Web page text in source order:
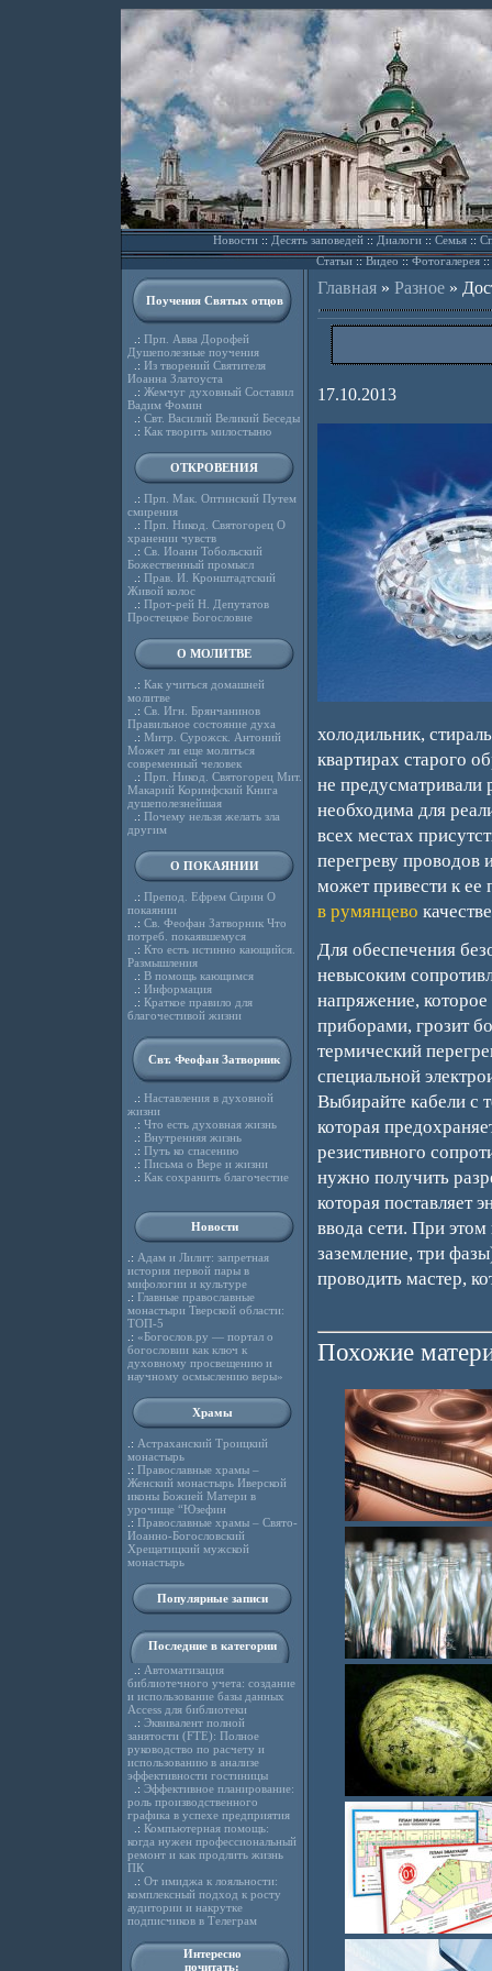
Новости::Десять заповедей::Диалоги::Семья::
Статьи::Видео ::Фотогалерея::
Поучения Святых отцов
.: Прп. Авва Дорофей
Душеполезные поучения
.: Из творений Святителя
Иоанна Златоуста
.: Жемчуг духовный Составил
Вадим Фомин
.: Свт. Василий Великий Беседы
.: Как творить милостыню
ОТКРОВЕНИЯ
.: Прп. Мак. Оптинский Путем
смирения
.: Прп. Никод. Святогорец О
хранении чувств
.: Св. Иоанн Тобольский
Божественный промысл
.: Прав. И. Кронштадтский
Живой колос
.: Прот-рей Н. Депутатов
Простецкое Богословие
О МОЛИТВЕ
.: Как учиться домашней
молитве
.: Св. Игн. Брянчанинов
Правильное состояние духа
.: Митр. Сурожск. Антоний
Может ли еще молиться
современный человек
.: Прп. Никод. Святогорец Мит.
Макарий Коринфский Книга
душеполезнейшая
.: Почему нельзя желать зла
другим
О ПОКАЯНИИ
.: Препод. Ефрем Сирин О
покаянии
.: Св. Феофан Затворник Что
потреб. покаявшемуся
.: Кто есть истинно кающийся.
Размышления
.: В помощь кающимся
.: Информация
.: Краткое правило для
благочестивой жизни
Свт. Феофан Затворник
.: Наставления в духовной
жизни
.: Что есть духовная жизнь
.: Внутренняя жизнь
.: Путь ко спасению
.: Письма о Вере и жизни
.: Как сохранить благочестие
Новости
.: Адам и Лилит: запретная
история первой пары в
мифологии и культуре
.: Главные православные
монастыри Тверской области:
ТОП-5
.: «Богослов.ру — портал о
богословии как ключ к
духовному просвещению и
научному осмыслению веры»
Храмы
.: Астраханский Троицкий
монастырь
.: Православные храмы –
Женский монастырь Иверской
иконы Божией Матери в
урочище “Юзефин
.: Православные храмы – Свято-
Иоанно-Богословский
Хрещатицкий мужской
монастырь
Популярные записи
Последние в категории
.: Автоматизация
библиотечного учета: создание
и использование базы данных
Access для библиотеки
.: Эквивалент полной
занятости (FTE): Полное
руководство по расчету и
использованию в анализе
эффективности гостиницы
.: Эффективное планирование:
роль производственного
графика в успехе предприятия
.: Компьютерная помощь:
когда нужен профессиональный
ремонт и как продлить жизнь
ПК
.: От имиджа к лояльности:
комплексный подход к росту
аудитории и накрутке
подписчиков в Телеграм
Интересно
почитать:
Главная» Разное»
17.10.2013
холодильник,
квартирах старого
не предусматривали
необходима для
всех местах
перегреву проводов
может привести к ее
в румянцево
Для обеспечения
невысоким
напряжение,
приборами, грозит
термический
специальной
Выбирайте кабели с
которая
резистивного
нужно получить
которая поставляет
ввода сети. При
заземление, три
проводить мастер,
Похожие